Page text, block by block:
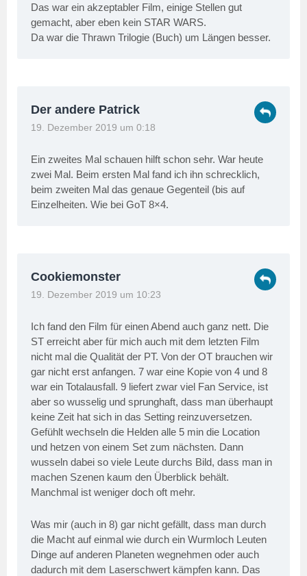
Das war ein akzeptabler Film, einige Stellen gut
gemacht, aber eben kein STAR WARS.
Da war die Thrawn Trilogie (Buch) um Längen besser.
Der andere Patrick
19. Dezember 2019 um 0:18
Ein zweites Mal schauen hilft schon sehr. War heute
zwei Mal. Beim ersten Mal fand ich ihn schrecklich,
beim zweiten Mal das genaue Gegenteil (bis auf
Einzelheiten. Wie bei GoT 8×4.
Cookiemonster
19. Dezember 2019 um 10:23
Ich fand den Film für einen Abend auch ganz nett. Die
ST erreicht aber für mich auch mit dem letzten Film
nicht mal die Qualität der PT. Von der OT brauchen wir
gar nicht erst anfangen. 7 war eine Kopie von 4 und 8
war ein Totalausfall. 9 liefert zwar viel Fan Service, ist
aber so wusselig und sprunghaft, dass man überhaupt
keine Zeit hat sich in das Setting reinzuversetzen.
Gefühlt wechseln die Helden alle 5 min die Location
und hetzen von einem Set zum nächsten. Dann
wusseln dabei so viele Leute durchs Bild, dass man in
machen Szenen kaum den Überblick behält.
Manchmal ist weniger doch oft mehr.
Was mir (auch in 8) gar nicht gefällt, dass man durch
die Macht auf einmal wie durch ein Wurmloch Leuten
Dinge auf anderen Planeten wegnehmen oder auch
dadurch mit dem Laserschwert kämpfen kann. Das